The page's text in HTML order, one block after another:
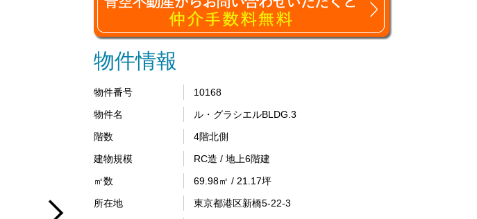
物件情報
物件番号
10168
物件名
ル・グラシエルBLDG.3
階数
4階北側
建物規模
RC造 / 地上6階建
㎡数
69.98㎡ / 21.17坪
所在地
東京都港区新橋5-22-3